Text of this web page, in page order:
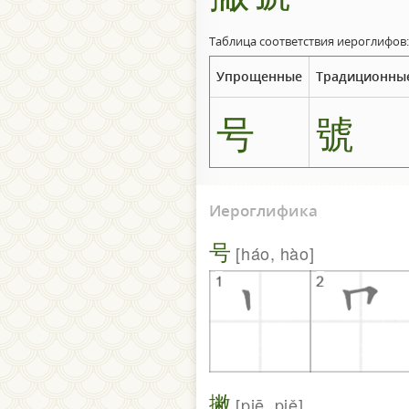
Таблица соответствия иероглифов:
Упрощенные
号 號
Иероглифика
号 háo, hào
撇